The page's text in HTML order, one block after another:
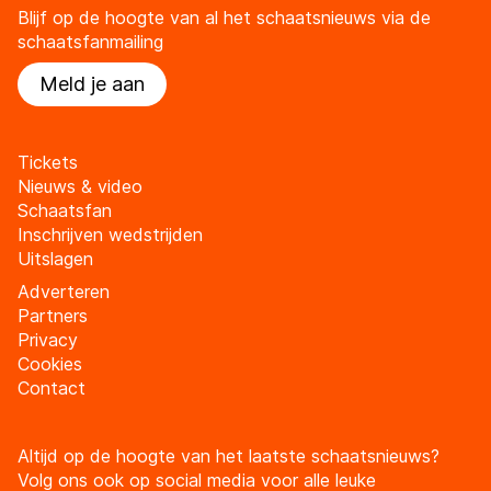
Blijf op de hoogte van al het schaatsnieuws via de
schaatsfanmailing
Meld je aan
Tickets
Nieuws & video
Schaatsfan
Inschrijven wedstrijden
Uitslagen
Adverteren
Partners
Privacy
Cookies
Contact
Altijd op de hoogte van het laatste schaatsnieuws?
Volg ons ook op social media voor alle leuke